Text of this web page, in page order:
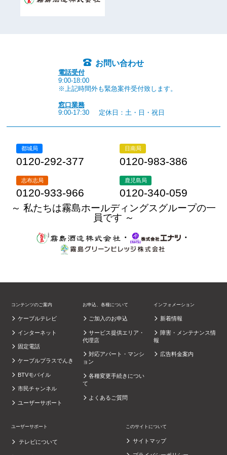
お問い合わせ
電話受付
9:00-18:00
※上記時間外も緊急案件受付致します。
窓口業務
9:00-17:30
定休日：土・日・祝日
都城局
0120-292-377
日南局
0120-983-386
志布志局
0120-933-966
鹿児島局
0120-340-059
～ 私たちは霧島ホールディングスグループの一
員です ～
・
・
コンテンツのご案内
ケーブルテレビ
インターネット
固定電話
ケーブルプラスでんき
BTVモバイル
市民チャンネル
ユーザーサポート
お申込、各種について
ご加入のお申込
サービス提供エリア・
代理店
対応アパート・マンシ
ョン
各種変更手続きについ
て
よくあるご質問
インフォメーション
新着情報
障害・メンテナンス情
報
広告料金案内
ユーザーサポート
テレビについて
このサイトについて
サイトマップ